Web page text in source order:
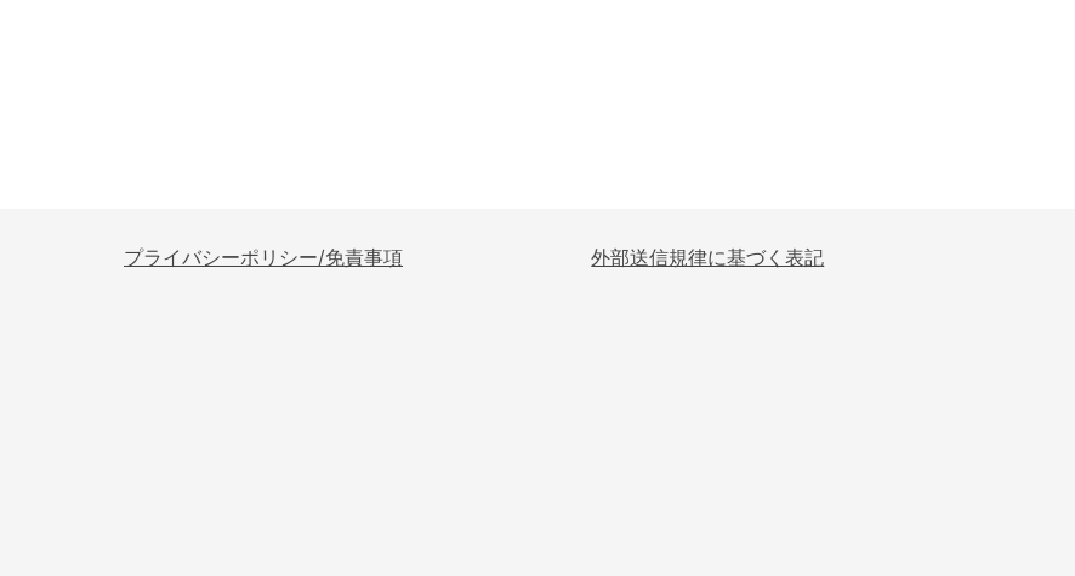
プライバシーポリシー/免責事項 外部送信規律に基づく表記